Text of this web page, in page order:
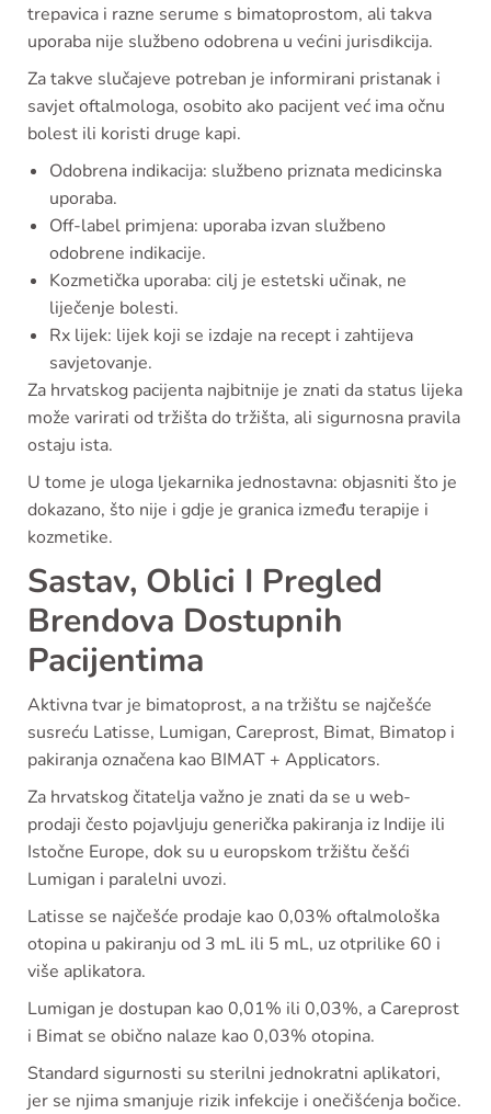
trepavica i razne serume s bimatoprostom, ali takva
uporaba nije službeno odobrena u većini jurisdikcija.
Za takve slučajeve potreban je informirani pristanak i
savjet oftalmologa, osobito ako pacijent već ima očnu
bolest ili koristi druge kapi.
Odobrena indikacija: službeno priznata medicinska
uporaba.
Off-label primjena: uporaba izvan službeno
odobrene indikacije.
Kozmetička uporaba: cilj je estetski učinak, ne
liječenje bolesti.
Rx lijek: lijek koji se izdaje na recept i zahtijeva
savjetovanje.
Za hrvatskog pacijenta najbitnije je znati da status lijeka
može varirati od tržišta do tržišta, ali sigurnosna pravila
ostaju ista.
U tome je uloga ljekarnika jednostavna: objasniti što je
dokazano, što nije i gdje je granica između terapije i
kozmetike.
Sastav, Oblici I Pregled
Brendova Dostupnih
Pacijentima
Aktivna tvar je bimatoprost, a na tržištu se najčešće
susreću Latisse, Lumigan, Careprost, Bimat, Bimatop i
pakiranja označena kao BIMAT + Applicators.
Za hrvatskog čitatelja važno je znati da se u web-
prodaji često pojavljuju generička pakiranja iz Indije ili
Istočne Europe, dok su u europskom tržištu češći
Lumigan i paralelni uvozi.
Latisse se najčešće prodaje kao 0,03% oftalmološka
otopina u pakiranju od 3 mL ili 5 mL, uz otprilike 60 i
više aplikatora.
Lumigan je dostupan kao 0,01% ili 0,03%, a Careprost
i Bimat se obično nalaze kao 0,03% otopina.
Standard sigurnosti su sterilni jednokratni aplikatori,
jer se njima smanjuje rizik infekcije i onečišćenja bočice.